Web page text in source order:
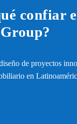
confiar
de proyectos
en